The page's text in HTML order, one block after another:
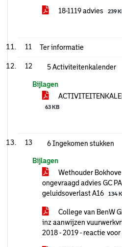
18-1119 advies 239
11 Ter informatie
12 5 Activiteitenkalender
Bijlagen
63 KB
13 6 Ingekomen stukken
Bijlagen
Wethouder
ongevraagd advies GC
geluidsoverlast A16
134
College van BenW
inz aanwijzen
2018 - 2019 - reactie voor